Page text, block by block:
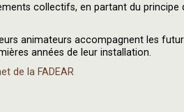
collectifs, en partant du principe
animateurs accompagnent les
années de leur installation.
de la FADEAR